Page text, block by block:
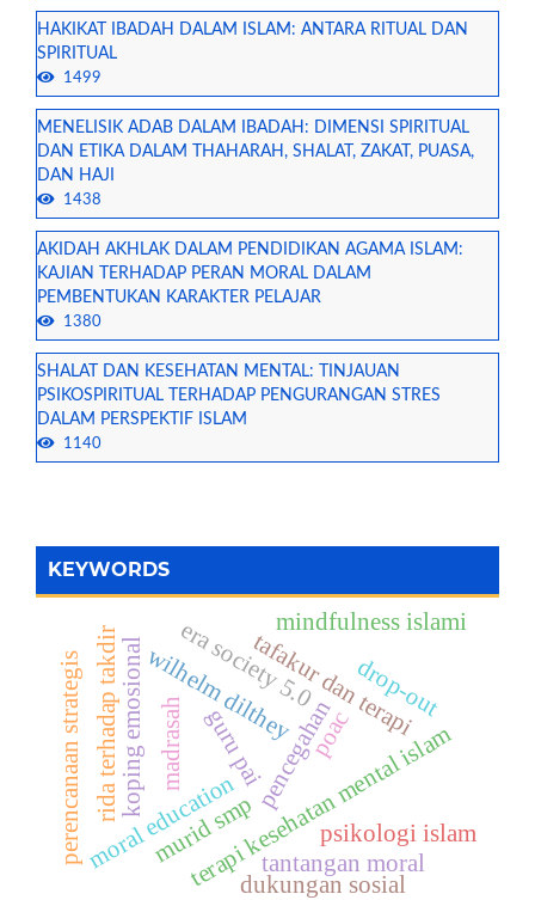
HAKIKAT IBADAH DALAM ISLAM: ANTARA RITUAL DAN
SPIRITUAL
1499
MENELISIK ADAB DALAM IBADAH: DIMENSI SPIRITUAL
DAN ETIKA DALAM THAHARAH, SHALAT, ZAKAT, PUASA,
DAN HAJI
1438
AKIDAH AKHLAK DALAM PENDIDIKAN AGAMA ISLAM:
KAJIAN TERHADAP PERAN MORAL DALAM
PEMBENTUKAN KARAKTER PELAJAR
1380
SHALAT DAN KESEHATAN MENTAL: TINJAUAN
PSIKOSPIRITUAL TERHADAP PENGURANGAN STRES
DALAM PERSPEKTIF ISLAM
1140
KEYWORDS
moral education
pencegahan
terapi kesehatan mental islam
tafakur dan terapi
rida terhadap takdir
psikologi islam
koping emosional
murid smp
drop-out
guru pai
wilhelm dilthey
perencanaan strategis poac
madrasah
tantangan moral
era society 5.0
dukungan sosial
mindfulness islami